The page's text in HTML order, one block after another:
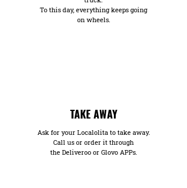
To this day, everything keeps going
on wheels.
TAKE AWAY
Ask for your Localolita to take away.
Call us or order it through
the Deliveroo or Glovo APPs.